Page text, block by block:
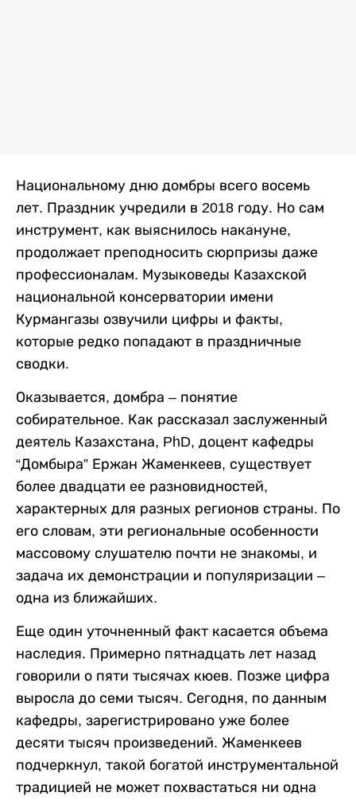
Национальному дню домбры всего восемь
лет. Праздник учредили в 2018 году. Но сам
инструмент, как выяснилось накануне,
продолжает преподносить сюрпризы даже
профессионалам. Музыковеды Казахской
национальной консерватории имени
Курмангазы озвучили цифры и факты,
которые редко попадают в праздничные
сводки.
Оказывается, домбра – понятие
собирательное. Как рассказал заслуженный
деятель Казахстана, PhD, доцент кафедры
“Домбыра” Ержан Жаменкеев, существует
более двадцати ее разновидностей,
характерных для разных регионов страны. По
его словам, эти региональные особенности
массовому слушателю почти не знакомы, и
задача их демонстрации и популяризации –
одна из ближайших.
Еще один уточненный факт касается объема
наследия. Примерно пятнадцать лет назад
говорили о пяти тысячах кюев. Позже цифра
выросла до семи тысяч. Сегодня, по данным
кафедры, зарегистрировано уже более
десяти тысяч произведений. Жаменкеев
подчеркнул, такой богатой инструментальной
традицией не может похвастаться ни одна